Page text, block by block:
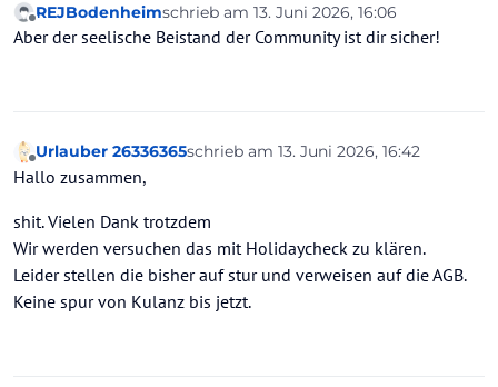
Offline
REJBodenheimschrieb am 13. Juni 2026, 16:06
zuletzt editiert von
Aber der seelische Beistand der Community ist dir sicher!
Offline
Urlauber 26336365schrieb am 13. Juni 2026, 16:42
zuletzt editiert von
Hallo zusammen,
shit. Vielen Dank trotzdem
Wir werden versuchen das mit Holidaycheck zu klären.
Leider stellen die bisher auf stur und verweisen auf die AGB.
Keine spur von Kulanz bis jetzt.